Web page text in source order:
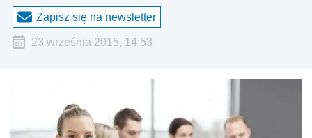
Zapisz się na newsletter
23 września 2015, 14:53